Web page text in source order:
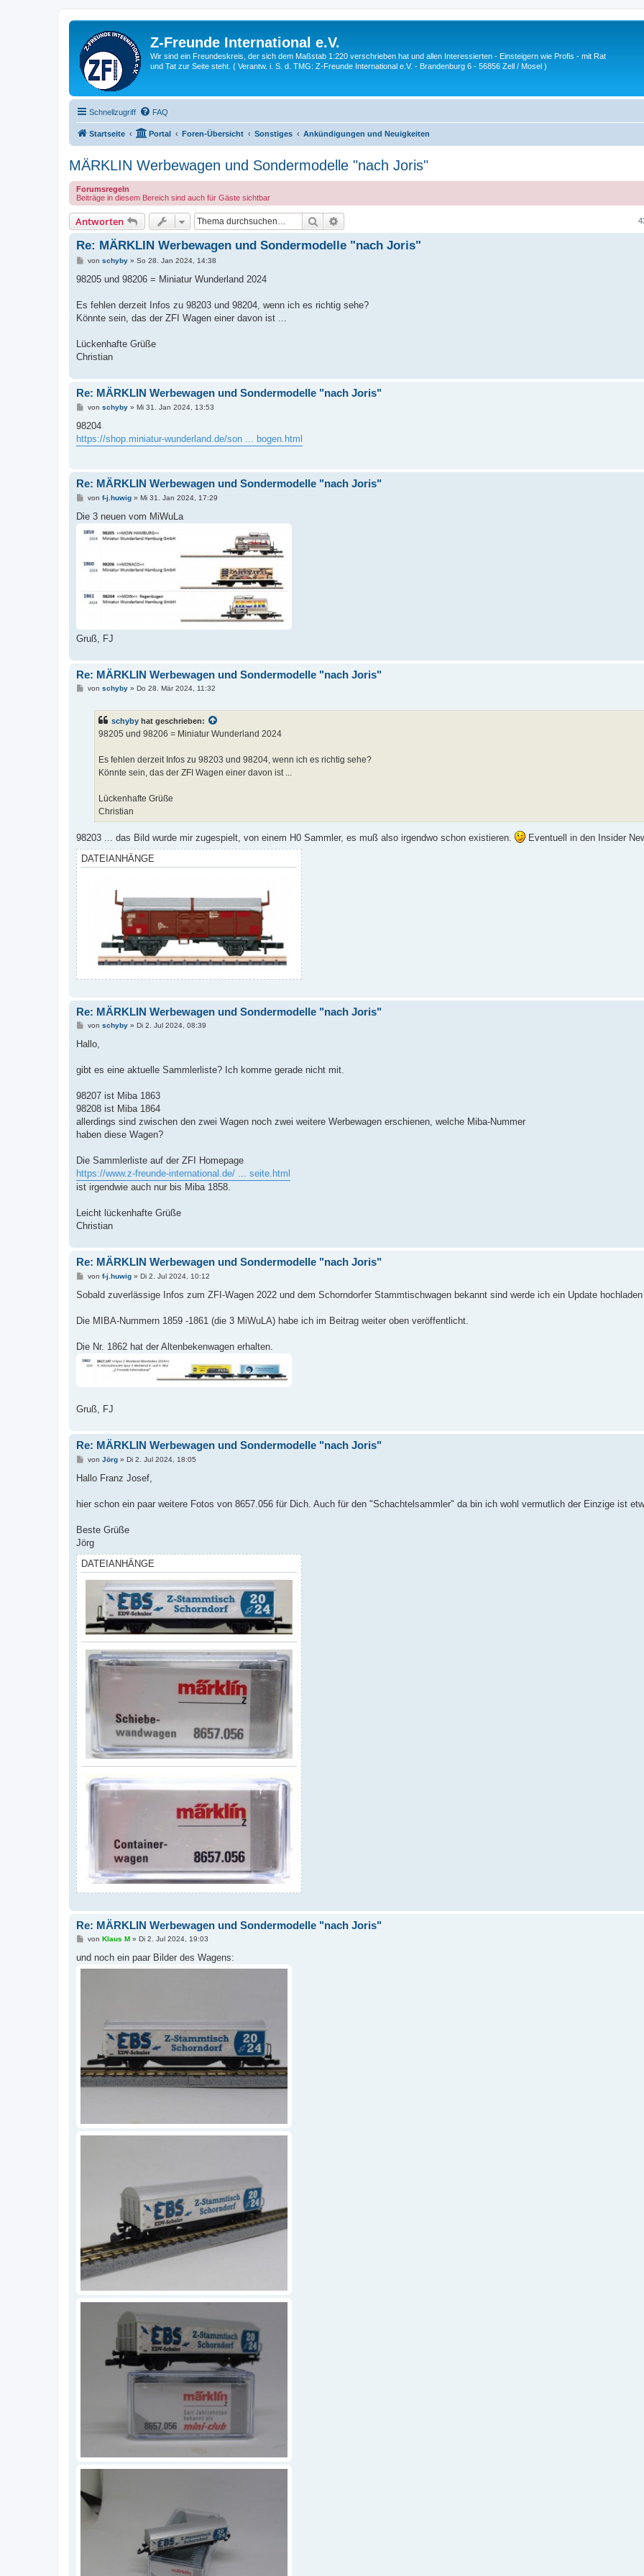
Z-Freunde International e.V.
Wir sind ein Freundeskreis, der sich dem Maßstab 1:220 verschrieben hat und allen Interessierten - Einsteigern wie Profis - mit Rat
und Tat zur Seite steht. ( Verantw. i. S. d. TMG: Z-Freunde International e.V. - Brandenburg 6 - 56856 Zell / Mosel )
Schnellzugriff FAQ
Startseite Portal Foren-Übersicht Sonstiges Ankündigungen und Neuigkeiten
MÄRKLIN Werbewagen und Sondermodelle "nach Joris"
Forumsregeln
Beiträge in diesem Bereich sind auch für Gäste sichtbar
Antworten Suche
Re: MÄRKLIN Werbewagen und Sondermodelle "nach Joris"
B
i
a
von schyby» So 28. Jan 2024, 14:38
98205 und 98206 = Miniatur Wunderland 2024
Es fehlen derzeit Infos zu 98203 und 98204, wenn ich es richtig sehe?
Könnte sein, das der ZFI Wagen einer davon ist ...
Lückenhafte Grüße
Christian
Re: MÄRKLIN Werbewagen und Sondermodelle "nach Joris"
B
i
r
von schyby» Mi 31. Jan 2024, 13:53
98204
https://shop.miniatur-wunderland.de/son ... bogen.html
Re: MÄRKLIN Werbewagen und Sondermodelle "nach Joris"
B
i
t
r
von f-j.huwig» Mi 31. Jan 2024, 17:29
Die 3 neuen vom MiWuLa
Gruß, FJ
Re: MÄRKLIN Werbewagen und Sondermodelle "nach Joris"
Bvon schyby» Do 28. Mär 2024, 11:32
schyby hat geschrieben:
98205 und 98206 = Miniatur Wunderland 2024
Es fehlen derzeit Infos zu 98203 und 98204, wenn ich es richtig sehe?
Könnte sein, das der ZFI Wagen einer davon ist ...
Lückenhafte Grüße
Christian
98203 ... das Bild wurde mir zugespielt, von einem H0 Sammler, es muß also irgendwo schon existieren.
Eventuell in den Insider
DATEIANHÄNGE
Re: MÄRKLIN Werbewagen und Sondermodelle "nach Joris"
B
i
a
von schyby» Di 2. Jul 2024, 08:39
Hallo,
gibt es eine aktuelle Sammlerliste? Ich komme gerade nicht mit.
98207 ist Miba 1863
98208 ist Miba 1864
allerdings sind zwischen den zwei Wagen noch zwei weitere Werbewagen erschienen, welche Miba-Nummer
haben diese Wagen?
Die Sammlerliste auf der ZFI Homepage
https://www.z-freunde-international.de/ ... seite.html
ist irgendwie auch nur bis Miba 1858.
Leicht lückenhafte Grüße
Christian
Re: MÄRKLIN Werbewagen und Sondermodelle "nach Joris"
B
i
a
von f-j.huwig» Di 2. Jul 2024, 10:12
Sobald zuverlässige Infos zum ZFI-Wagen 2022 und dem Schorndorfer Stammtischwagen bekannt sind werde ich ein Update hochladen
Die MIBA-Nummern 1859 -1861 (die 3 MiWuLA) habe ich im Beitrag weiter oben veröffentlicht.
Die Nr. 1862 hat der Altenbekenwagen erhalten.
Gruß, FJ
Re: MÄRKLIN Werbewagen und Sondermodelle "nach Joris"
B
i
a
von Jörg» Di 2. Jul 2024, 18:05
Hallo Franz Josef,
hier schon ein paar weitere Fotos von 8657.056 für Dich. Auch für den "Schachtelsammler" da bin ich wohl vermutlich der Einzige ist
Beste Grüße
Jörg
DATEIANHÄNGE
Re: MÄRKLIN Werbewagen und Sondermodelle "nach Joris"
B
i
von Klaus M» Di 2. Jul 2024, 19:03
und noch ein paar Bilder des Wagens: